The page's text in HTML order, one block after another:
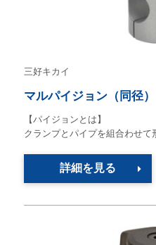
三好キカイ
マルパイジョン（同径
【パイジョンとは】
クランプとパイプを組合わせ
詳細を見る